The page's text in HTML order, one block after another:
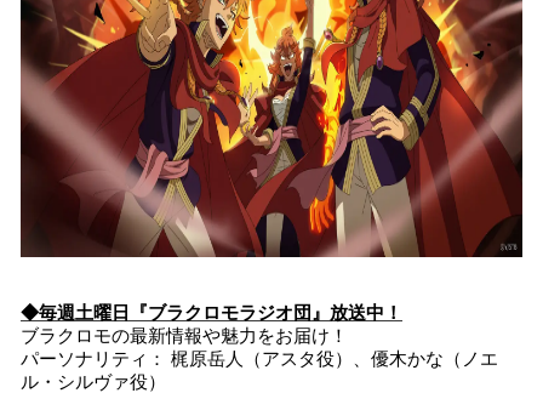
◆毎週土曜日『ブラクロモラジオ団』放送中！
ブラクロモの最新情報や魅力をお届け！
パーソナリティ： 梶原岳人（アスタ役）、優木かな（ノエ
ル・シルヴァ役）